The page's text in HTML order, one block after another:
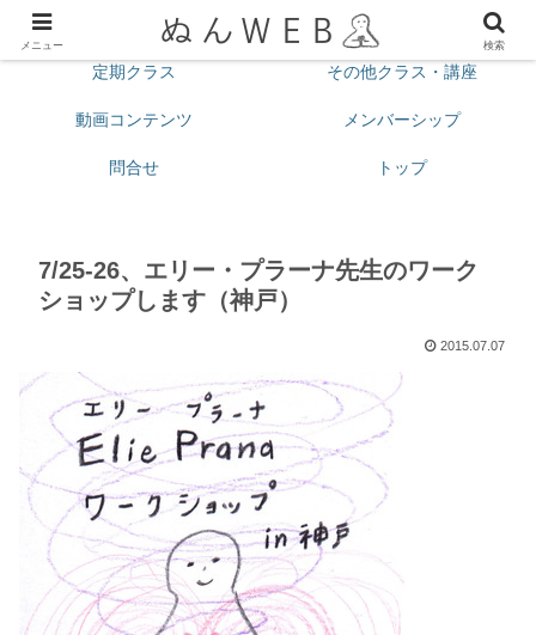
プロフィール 今月の予定
定期クラス その他クラス・講座
動画コンテンツ メンバーシップ
問合せ トップ
7/25-26、エリー・プラーナ先生のワーク
ショップします（神戸）
2015.07.07
メニュー 検索